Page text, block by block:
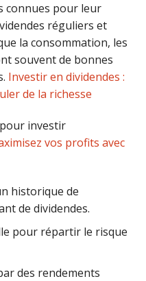
connues pour leur
réguliers et
la consommation, les
souvent de bonnes
Investir en dividendes :
de la richesse
investir
vos profits avec
historique de
de dividendes.
pour répartir le risque
des rendements